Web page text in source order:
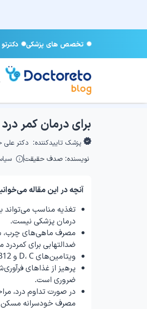
تخصص های پزشکی
برای درمان کمر
پزشک تاییدکننده: دکتر
نویسنده: صدف حقیقت
آنچه در این مقاله
تغذیه مناسب می‌تواند
درمان پزشکی نیست.
مصرف ماهی‌های چرب،
ضدالتهابی برای
ویتامین‌های D، C و B12 و مواد معدنی مانند منیزیم و کلسیم در تقویت ستون فقرات و کاهش درد نقش دارند.
پرهیز از غذاهای
ضروری است.
در صورت تداوم درد،
مصرف خودسرانه